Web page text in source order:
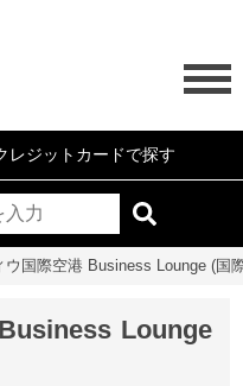
レジットカードで探す
ウ国際空港 Business Lounge (国
Lounge